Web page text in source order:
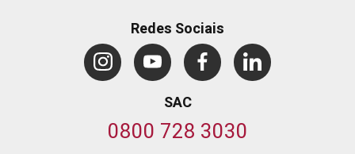
Redes Sociais
SAC
0800 728 3030